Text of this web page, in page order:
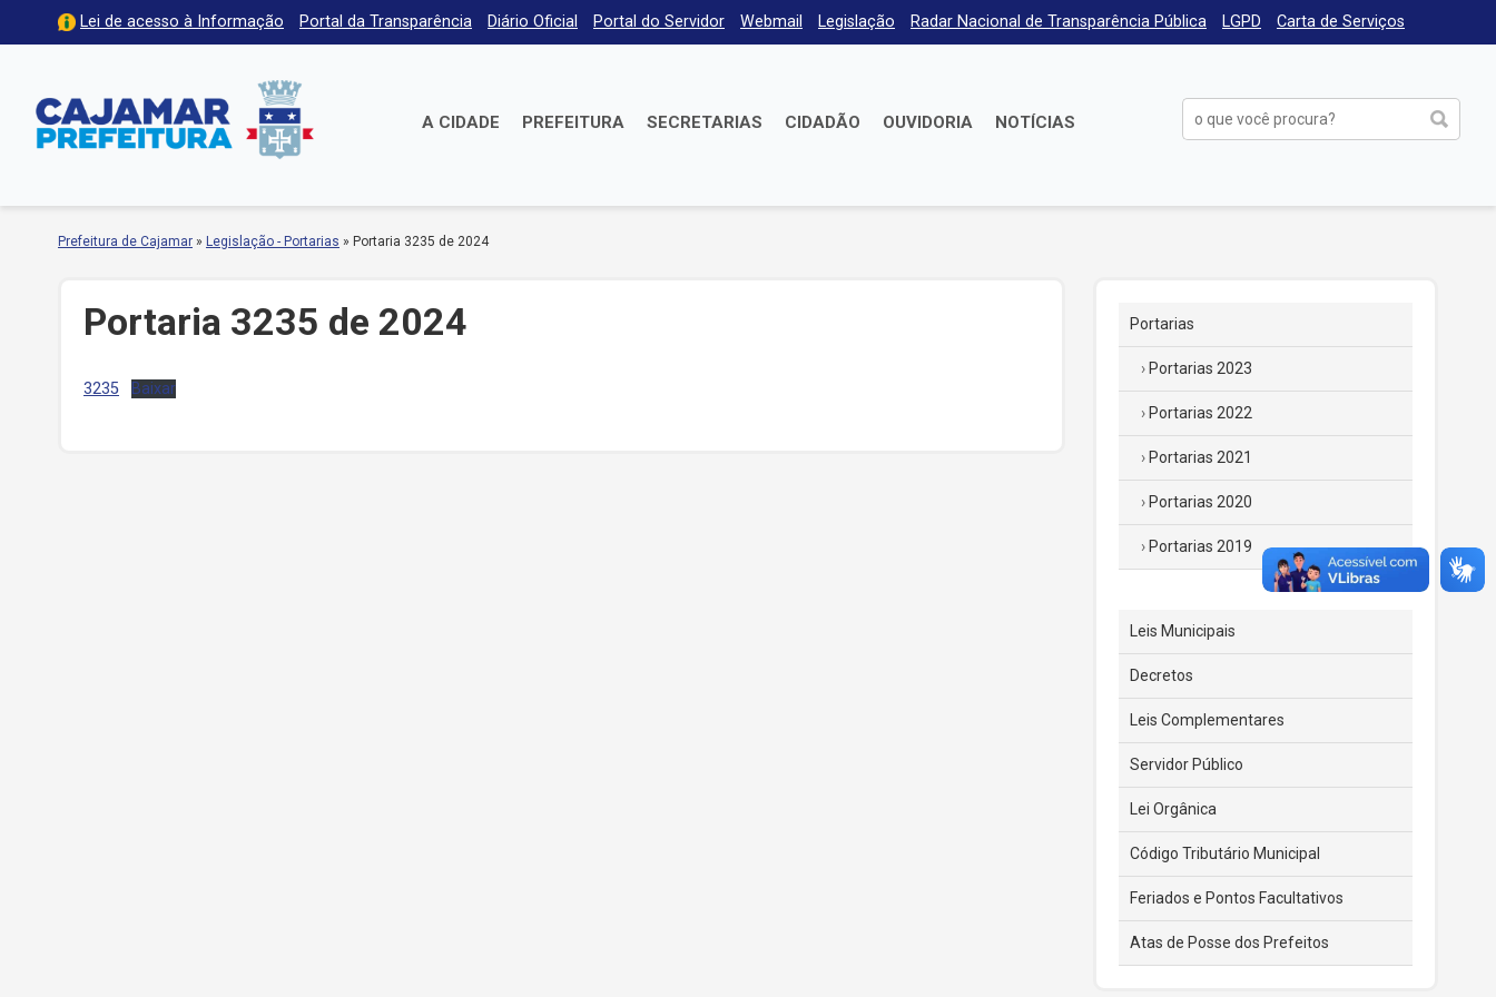
Lei de acesso à Informação Portal da Transparência Diário Oficial Portal do Servidor Webmail Legislação Radar Nacional de Transparência Pública LGPD Carta de Serviços
A CIDADE PREFEITURA SECRETARIAS CIDADÃO OUVIDORIA NOTÍCIAS
Prefeitura de Cajamar » Legislação - Portarias » Portaria 3235 de 2024
Portaria 3235 de 2024
3235 Baixar
Portarias
Portarias 2023
Portarias 2022
Portarias 2021
Portarias 2020
Portarias 2019
Leis Municipais
Decretos
Leis Complementares
Servidor Público
Lei Orgânica
Código Tributário Municipal
Feriados e Pontos Facultativos
Atas de Posse dos Prefeitos